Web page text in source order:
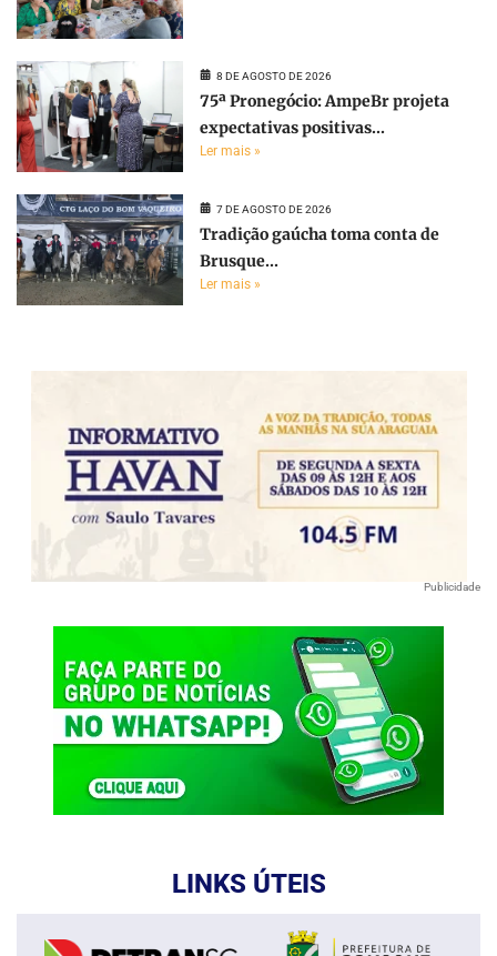
8 DE AGOSTO DE 2026
75ª Pronegócio: AmpeBr projeta
expectativas positivas...
Ler mais »
7 DE AGOSTO DE 2026
Tradição gaúcha toma conta de
Brusque...
Ler mais »
Publicidade
LINKS ÚTEIS